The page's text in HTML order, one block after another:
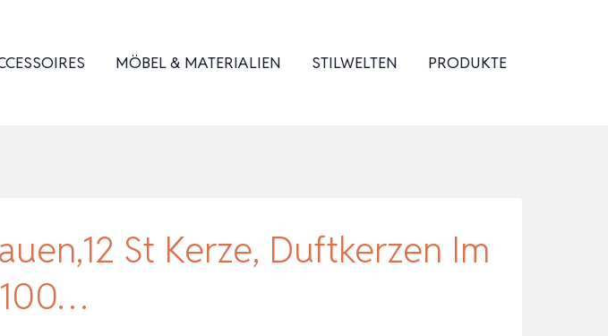
MÖBEL & MATERIALIEN STILWELTEN PRODUKTE
St Kerze, Duftkerzen Im